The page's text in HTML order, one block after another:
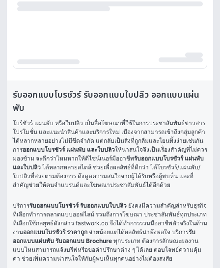
รับออกแบบโบรชัวร์ รับออกแบบใบปลิว ออกแบบแผ่น
พับ
โบร์ชัวร์ แผ่นพับ หรือใบปลิว เป็นสื่อโฆษณาที่ใช้ในการประชาสัมพันธ์ข่าวสาร
โปรโมชั่น และแนะนำสินค้าและบริการใหม่ เนื่องจากสามารถเข้าถึงกลุ่มลูกค้า
ได้หลากหลายอย่างไม่มีขีดจำกัด แต่กลับเป็นสิ่งที่ถูกลืมและโยนทิ้งง่ายเช่นกัน
การออกแบบโบรชัวร์ แผ่นพับ และใบปลิวให้น่าสนใจจึงเป็นเรื่องสำคัญที่ไม่ควร
มองข้าม จะดีกว่าไหมหากให้ดีไซน์เนอร์มืออาชีพรับออกแบบโบรชัวร์ แผ่นพับ
และใบปลิว ได้หลากหลายสไตล์ ช่วยเพื่อผลลัพธ์ที่ดีกว่า ได้โบรชัวร์/แผ่นพับ/
ใบปลิวที่สวยตามต้องการ ดึงดูดความสนใจจากผู้ได้รับหรือผู้พบห็น และที่
สำคัญช่วยให้คนจำแบรนด์และโฆษณาประชาสัมพันธ์ได้อีกด้วย
บริการรับออกแบบโบรชัวร์ รับออกแบบใบปลิว ยังคงมีความสำคัญสำหรับธุรกิจ
ที่เลือกทำการตลาดแบบออฟไลน์ รวมถึงการโฆษณา ประชาสัมพันธ์ทุกประเภท
ที่เลือกใช้กลยุทธ์ดังกล่าว fastwork.co จึงได้ทำการรวมมืออาชีพตัวจริงในด้าน
งานออกแบบโบรชัวร์ ราคาถูก จ่ายน้อยแต่ได้ผลลัพธ์น่าพึงพอใจ บริการรับ
ออกแบบแผ่นพับ รับออกแบบ Brochure ทุกประเภท ต้องการลักษณะผลงาน
แบบไหนสามารถแจ้งบรีฟหรือขอคำปรึกษาต่าง ๆ ได้เลย ตอบโจทย์ความคุ้ม
ค่า ช่วยเพิ่มความน่าสนใจให้กับผู้พบเห็นทุกคนอย่างไม่ต้องสงสัย